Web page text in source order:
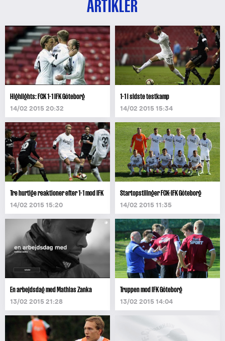
ARTIKLER
Highlights: FCK 1-1 IFK Göteborg
14/02 2015 20:32
1-1 i sidste testkamp
14/02 2015 15:34
Tre hurtige reaktioner efter 1-1 mod IFK
14/02 2015 15:20
Startopstilinger FCK-IFK Göteborg
14/02 2015 11:35
En arbejdsdag med Mathias Zanka
13/02 2015 21:28
Truppen mod IFK Göteborg
13/02 2015 14:04